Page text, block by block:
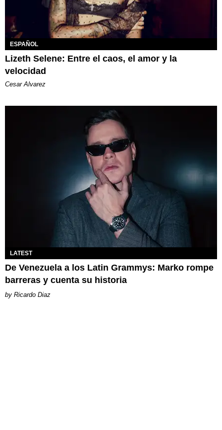
ESPAÑOL
Lizeth Selene: Entre el caos, el amor y la
velocidad
Cesar Alvarez
LATEST
De Venezuela a los Latin Grammys: Marko rompe
barreras y cuenta su historia
Ricardo Diaz